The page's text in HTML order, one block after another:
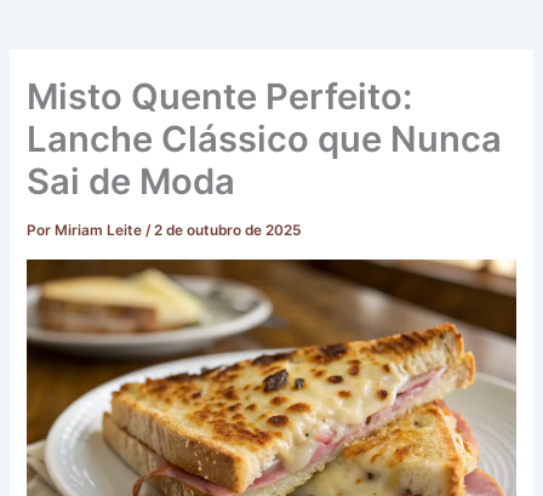
Misto Quente Perfeito:
Lanche Clássico que Nunca
Sai de Moda
Por Miriam Leite/2 de outubro de 2025